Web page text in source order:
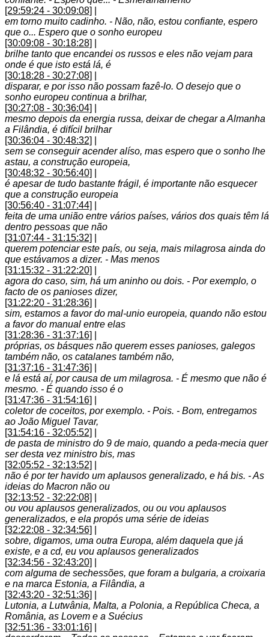
[29:59:24 - 30:09:08]
em torno muito cadinho. - Não, não, estou confiante, espero
que o... Espero que o sonho europeu
[30:09:08 - 30:18:28]
brilhe tanto que encandei os russos e eles não vejam para
onde é que isto está lá, é
[30:18:28 - 30:27:08]
disparar, e por isso não possam fazê-lo. O desejo que o
sonho europeu continua a brilhar,
[30:27:08 - 30:36:04]
mesmo depois da energia russa, deixar de chegar a Almanha
a Filândia, é difícil brilhar
[30:36:04 - 30:48:32]
sem se conseguir acender alíso, mas espero que o sonho lhe
astau, a construção europeia,
[30:48:32 - 30:56:40]
é apesar de tudo bastante frágil, é importante não esquecer
que a construção europeia
[30:56:40 - 31:07:44]
feita de uma união entre vários países, vários dos quais têm lá
dentro pessoas que não
[31:07:44 - 31:15:32]
querem potenciar este país, ou seja, mais milagrosa ainda do
que estávamos a dizer. - Mas menos
[31:15:32 - 31:22:20]
agora do caso, sim, há um aninho ou dois. - Por exemplo, o
facto de os panioses dizer,
[31:22:20 - 31:28:36]
sim, estamos a favor do mal-unio europeia, quando não estou
a favor do manual entre elas
[31:28:36 - 31:37:16]
próprias, os básques não querem esses panioses, galegos
também não, os catalanes também não,
[31:37:16 - 31:47:36]
e lá está aí, por causa de um milagrosa. - É mesmo que não é
mesmo. - É quando isso é o
[31:47:36 - 31:54:16]
coletor de coceitos, por exemplo. - Pois. - Bom, entregamos
ao João Miguel Tavar,
[31:54:16 - 32:05:52]
de pasta de ministro do 9 de maio, quando a peda-mecia quer
ser desta vez ministro bis, mas
[32:05:52 - 32:13:52]
não é por ter havido um aplausos generalizado, e há bis. - As
ideias do Macron não ou
[32:13:52 - 32:22:08]
ou vou aplausos generalizados, ou ou vou aplausos
generalizados, e ela propós uma série de ideias
[32:22:08 - 32:34:56]
sobre, digamos, uma outra Europa, além daquela que já
existe, e a cd, eu vou aplausos generalizados
[32:34:56 - 32:43:20]
com alguma de sechessões, que foram a bulgaria, a croixaria
e na marca Estonia, a Filândia, a
[32:43:20 - 32:51:36]
Lutonia, a Lutwânia, Malta, a Polonia, a República Checa, a
România, as Lovem e a Suécius
[32:51:36 - 33:01:16]